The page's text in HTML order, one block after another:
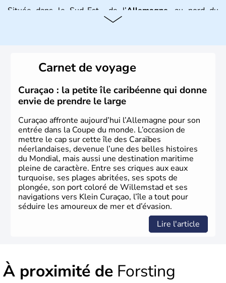
Située dans le Sud-Est de l’Allemagne , au nord du
fait partie des seize
conservateur.Carnet de voyage
Curaçao : la petite île caribéenne qui donne
envie de prendre le large
Curaçao affronte aujourd’hui l’Allemagne pour son
entrée dans la Coupe du monde. L’occasion de
mettre le cap sur cette île des Caraïbes
néerlandaises, devenue l’une des belles histoires
du Mondial, mais aussi une destination maritime
pleine de caractère. Entre ses criques aux eaux
turquoise, ses plages abritées, ses spots de
plongée, son port coloré de Willemstad et ses
navigations vers Klein Curaçao, l’île a tout pour
séduire les amoureux de mer et d’évasion.
Lire l'article
À proximité de Forsting